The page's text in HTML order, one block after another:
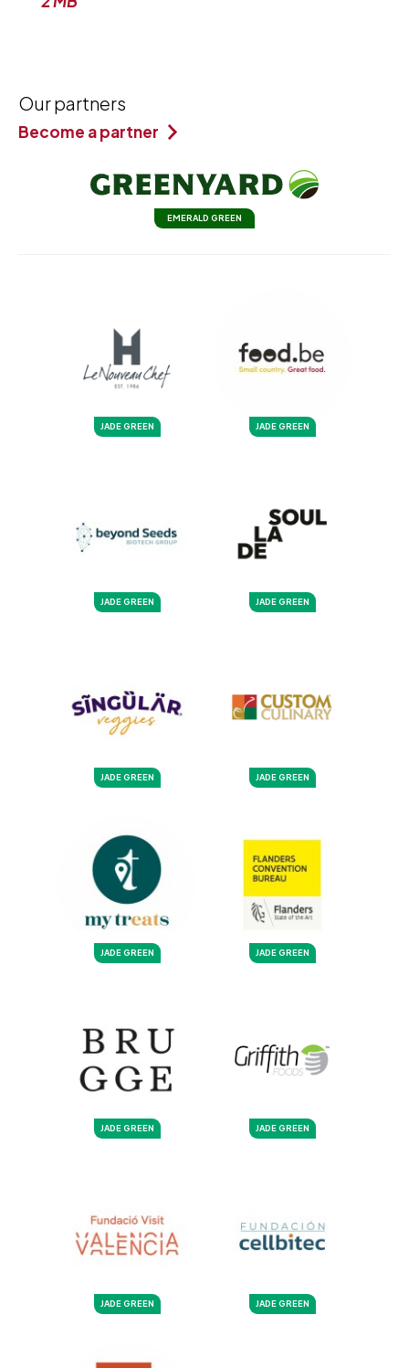
Our partners
Become a partner
EMERALD GREEN
JADE GREEN JADE GREEN
JADE GREEN JADE GREEN
JADE GREEN JADE GREEN
JADE GREEN JADE GREEN
JADE GREEN JADE GREEN
JADE GREEN JADE GREEN